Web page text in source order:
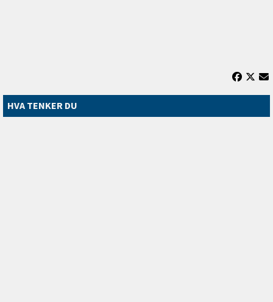
HVA TENKER DU